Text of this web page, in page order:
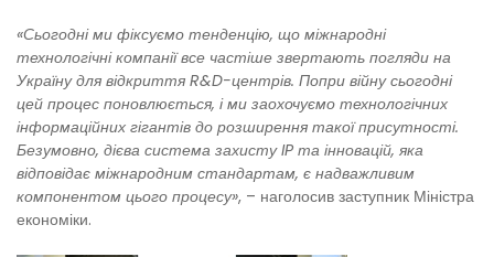
«Сьогодні ми фіксуємо тенденцію, що міжнародні
технологічні компанії все частіше звертають погляди на
Україну для відкриття R&D-центрів. Попри війну сьогодні
цей процес поновлюється, і ми заохочуємо технологічних
інформаційних гігантів до розширення такої присутності.
Безумовно, дієва система захисту IP та інновацій, яка
відповідає міжнародним стандартам, є надважливим
компонентом цього процесу», – наголосив заступник Міністра
економіки.